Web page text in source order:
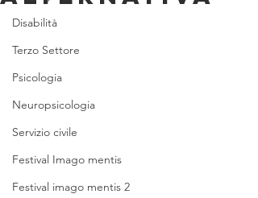
Disabilità
Terzo Settore
Psicologia
Neuropsicologia
Servizio civile
Festival Imago mentis
Festival imago mentis 2